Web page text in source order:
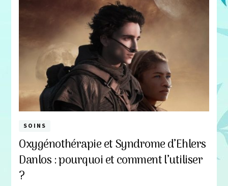
SOINS
Oxygénothérapie et Syndrome d’Ehlers
Danlos : pourquoi et comment l’utiliser
?